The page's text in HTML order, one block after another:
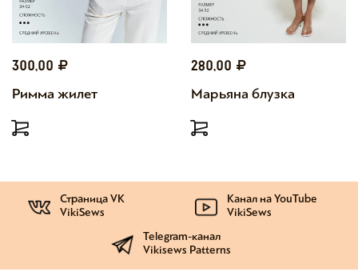
300,00
Римма жилет
280,00
Марьяна блузка
Страница VK
VikiSews
Канал на YouTube
VikiSews
Telegram-канал
Vikisews Patterns